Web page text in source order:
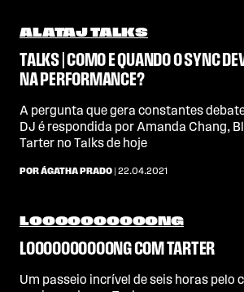
ALATAJ TALKS
TALKS | COMO E QUANDO O SYNC
NA PERFORMANCE?
A pergunta que gera constantes
DJ é respondida por Amanda Chang,
Tarter no Talks de hoje
POR ÁGATHA PRADO | 22.04.2021
LOOOOOOOOOONG
LOOOOOOOOOONG COM TARTER
Um passeio incrível de seis horas pelo